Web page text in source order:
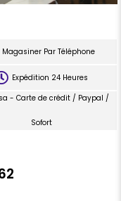
Magasiner Par Téléphone
Expédition 24 Heures
- Carte de crédit / Paypal /
Sofort